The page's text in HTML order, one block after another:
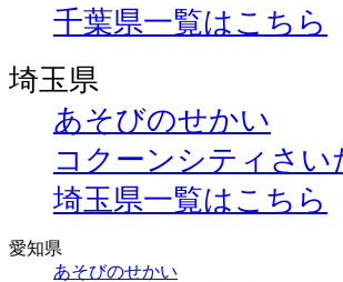
千葉県一覧はこちら
埼玉県
あそびのせかい
コクーンシティさい
埼玉県一覧はこちら
愛知県
あそびのせかい